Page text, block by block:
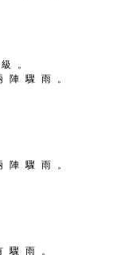
。
陣 驟 雨 。
陣 驟 雨 。
驟 雨 。